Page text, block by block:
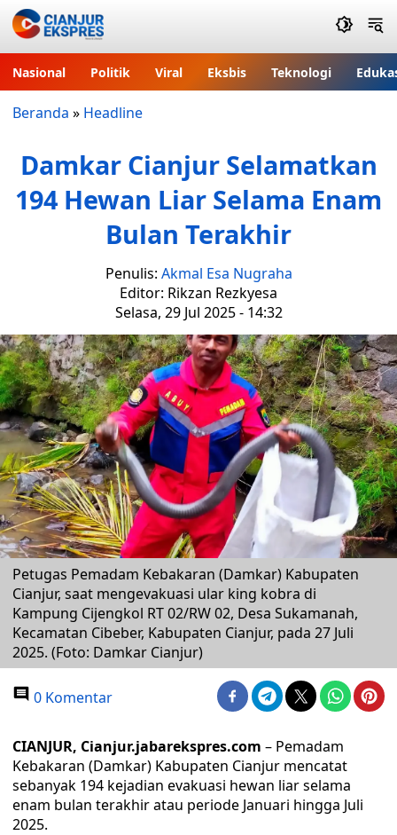
Nasional Politik Viral Eksbis Teknologi
Beranda » Headline
Damkar Cianjur Selamatkan
194 Hewan Liar Selama Enam
Bulan Terakhir
Penulis: Akmal Esa Nugraha
Editor: Rikzan Rezkyesa
Selasa, 29 Jul 2025 - 14:32
Petugas Pemadam Kebakaran (Damkar) Kabupaten
Cianjur, saat mengevakuasi ular king kobra di
Kampung Cijengkol RT 02/RW 02, Desa Sukamanah,
Kecamatan Cibeber, Kabupaten Cianjur, pada 27 Juli
2025. (Foto: Damkar Cianjur)
0 Komentar
CIANJUR, Cianjur.jabarekspres.com – Pemadam
Kebakaran (Damkar) Kabupaten Cianjur mencatat
sebanyak 194 kejadian evakuasi hewan liar selama
enam bulan terakhir atau periode Januari hingga Juli
2025.